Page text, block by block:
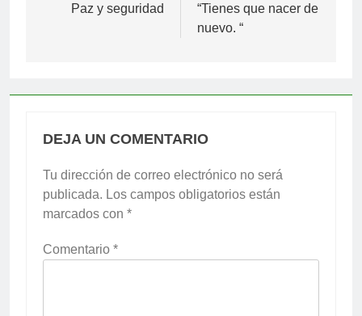
Paz y seguridad
“Tienes que nacer de
nuevo. “
DEJA UN COMENTARIO
Tu dirección de correo electrónico no será
publicada. Los campos obligatorios están
marcados con *
Comentario *